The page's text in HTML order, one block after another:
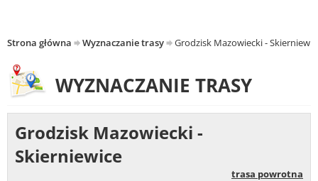
Strona główna Wyznaczanie trasy Grodzisk Mazowiecki -
WYZNACZANIE TRASY
Grodzisk Mazowiecki -
Skierniewice
trasa powrotna